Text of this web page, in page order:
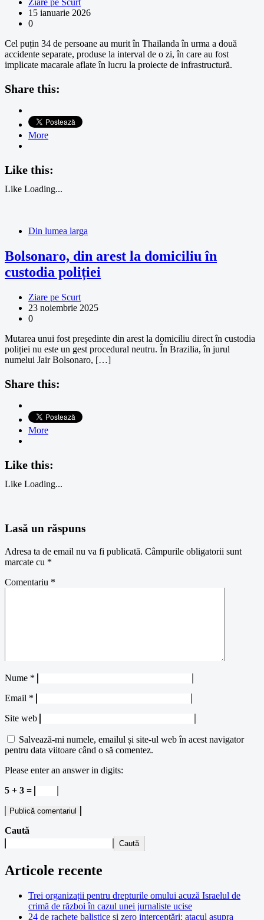
Ziare pe Scurt
15 ianuarie 2026
0
Cel puțin 34 de persoane au murit în Thailanda în urma a două
accidente separate, produse la interval de o zi, în care au fost
implicate macarale aflate în lucru la proiecte de infrastructură.
Share this:
More
Like this:
Like Loading...
Din lumea larga
Bolsonaro, din arest la domiciliu în
custodia poliției
Ziare pe Scurt
23 noiembrie 2025
0
Mutarea unui fost președinte din arest la domiciliu direct în custodia
poliției nu este un gest procedural neutru. În Brazilia, în jurul
numelui Jair Bolsonaro, […]
Share this:
More
Like this:
Like Loading...
Lasă un răspuns
Adresa ta de email nu va fi publicată. Câmpurile obligatorii sunt
marcate cu *
Comentariu *
Nume *
Email *
Site web
Salvează-mi numele, emailul și site-ul web în acest navigator
pentru data viitoare când o să comentez.
Please enter an answer in digits:
5 + 3 =
Caută
Caută
Articole recente
Trei organizații pentru drepturile omului acuză Israelul de
crimă de război în cazul unei jurnaliste ucise
24 de rachete balistice și zero interceptări: atacul asupra